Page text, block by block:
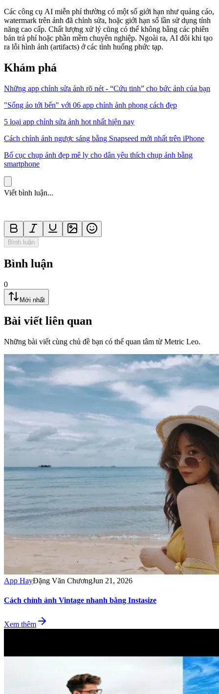
Các công cụ AI miễn phí thường có một số giới hạn như quảng cáo,
watermark trên ảnh đã chỉnh sửa, hoặc giới hạn số lần sử dụng tính
năng cao cấp. Chất lượng xử lý cũng có thể không bằng các phiên
bản trả phí hoặc phần mềm chuyên nghiệp. Ngoài ra, AI đôi khi tạo
ra lỗi hình ảnh (artifacts) ở các tình huống phức tạp.
Khám phá
Những app chỉnh sửa ảnh rõ nét - “Cứu tinh” cho bức ảnh của bạn
"Sống ảo tới bến" với 06 app chỉnh ảnh phong cách đẹp
5 loại app chỉnh sửa ảnh hot nhất hiện nay
Cách chỉnh ảnh ngược sáng bằng Snapseed mới nhất trên iPhone
Bố cục chụp ảnh đẹp mê ly cho dân yêu thích chụp ảnh bằng
smartphone
Viết bình luận...
Bình luận
Bình luận
0
Mới nhất
Bài viết liên quan
Những bài viết cùng chủ đề bạn có thể quan tâm từ Metric Leo.
App HayĐặng Văn ChươngJun 21, 2026
Cách chỉnh ảnh Vintage nhanh bằng Instasize
Xem thêm